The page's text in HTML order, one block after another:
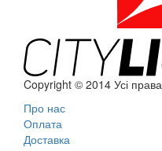
Copyright © 2014 Усі
Про нас
Оплата
Доставка